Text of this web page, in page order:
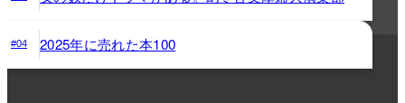
#04 2025年に売れた本100